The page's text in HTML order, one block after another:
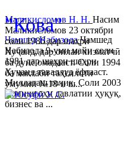
Ҷамшед НабизодаҶамшед
Набизода 9-уми майи соли
1981 дар шаҳри шаҳри
Хуҷанд таваллуд ёфтааст.
Миллаташ тоҷик. Соли 2003
Донишгоҳи давлатии ҳуқуқ,
бизнес ва ...
Маликисломов Н. Н. Насим
Маликисломов 23 октябри
соли 1986 дар шаҳри
Хуҷанд, дар оилаи хизматчӣ
ба дунё омадааст. Соли 1994
ба мактаби таҳсилоти
умумии №18-и ш...
"Кова"